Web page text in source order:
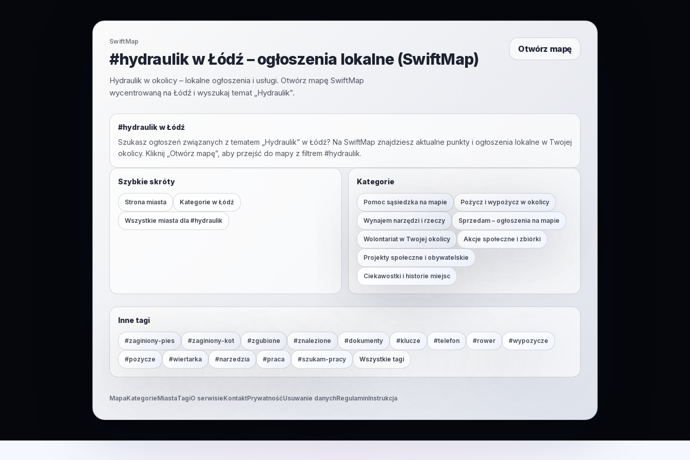
SwiftMap
#hydraulik w Łódź – ogłoszenia lokalne (SwiftMap)
Hydraulik w okolicy – lokalne ogłoszenia i usługi. Otwórz mapę SwiftMap
wycentrowaną na Łódź i wyszukaj temat „Hydraulik”.
Otwórz mapę
#hydraulikwŁódź
Szukasz ogłoszeń związanych z tematem „ Hydraulik” w Łódź? Na SwiftMap znajdziesz aktualne punkty i ogłoszenia lokalne w Twojej
okolicy. Kliknij „Otwórz mapę”, aby przejść do mapy z filtrem #hydraulik.
Szybkie skróty
Strona miasta Kategorie w Łódź
Wszystkie miasta dla #hydraulik
Kategorie
Pomoc sąsiedzka na mapie Pożycz i wypożycz w okolicy
Wynajem narzędzi i rzeczy Sprzedam – ogłoszenia na mapie
Wolontariat w Twojej okolicy Akcje społeczne i zbiórki
Projekty społeczne i obywatelskie
Ciekawostki i historie miejsc
Inne tagi
#zaginiony-pies #zaginiony-kot #zgubione #znalezione #dokumenty #klucze #telefon #rower #wypozycze
#pozycze #wiertarka #narzedzia #praca #szukam-pracy Wszystkie tagi
MapaKategorieMiastaTagiO serwisieKontaktPrywatnośćUsuwanie danychRegulaminInstrukcja